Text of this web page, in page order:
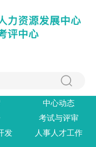
中心动态
考试与评审
发 人事人才工作